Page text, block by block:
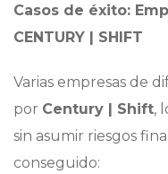
Casos de éxito:
CENTURY | SHIFT
Varias empresas de
por Century | Shift,
sin asumir riesgos
conseguido: